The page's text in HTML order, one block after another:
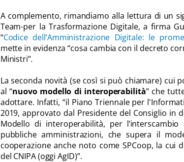
A complemento, rimandiamo alla lettura di un
Team-per la Trasformazione Digitale, a firma
“Codice dell’Amministrazione Digitale: le
mette in evidenza “cosa cambia con il decreto
Ministri”.
La seconda novità (se così si può chiamare) cui
al “nuovo modello di interoperabilità” che
adottare. Infatti, “il Piano Triennale per
2019, approvato dal Presidente del Consiglio in
Modello di interoperabilità, per
pubbliche amministrazioni, che supera il
cooperazione anche noto come SPCoop, la cui
del CNIPA (oggi AgID)”.